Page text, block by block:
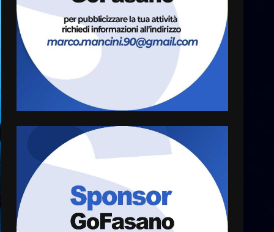
5
US Fasano, Scianaro:
“Profonda amarezza per
esclusione dal campionato di
calcio”
7 Agosto 2026 06:00
6
Fasanese ferito a colpi di
arma da fuoco
Carta d’identità: continua il
straordinarie del Comune di
Fasano
6 Agosto 2026 14:16